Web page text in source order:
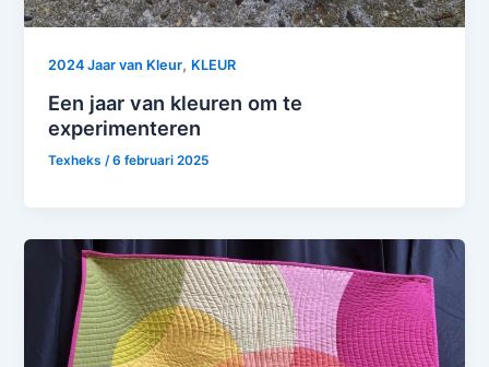
2024 Jaar van Kleur, KLEUR
Een jaar van kleuren om te
experimenteren
Texheks/6 februari 2025